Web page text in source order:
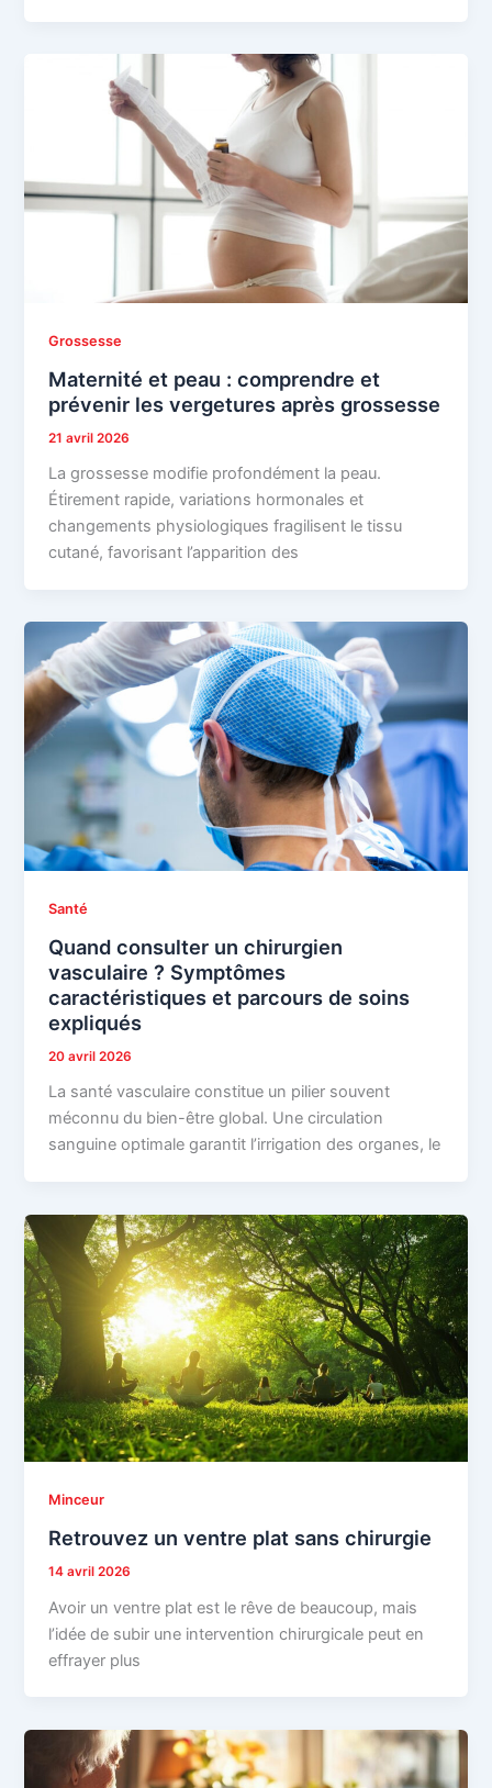
Grossesse
Maternité et peau : comprendre et
prévenir les vergetures après grossesse
21 avril 2026
La grossesse modifie profondément la peau.
Étirement rapide, variations hormonales et
changements physiologiques fragilisent le tissu
cutané, favorisant l’apparition des
Santé
Quand consulter un chirurgien
vasculaire ? Symptômes
caractéristiques et parcours de soins
expliqués
20 avril 2026
La santé vasculaire constitue un pilier souvent
méconnu du bien-être global. Une circulation
sanguine optimale garantit l’irrigation des organes, le
Minceur
Retrouvez un ventre plat sans chirurgie
14 avril 2026
Avoir un ventre plat est le rêve de beaucoup, mais
l’idée de subir une intervention chirurgicale peut en
effrayer plus